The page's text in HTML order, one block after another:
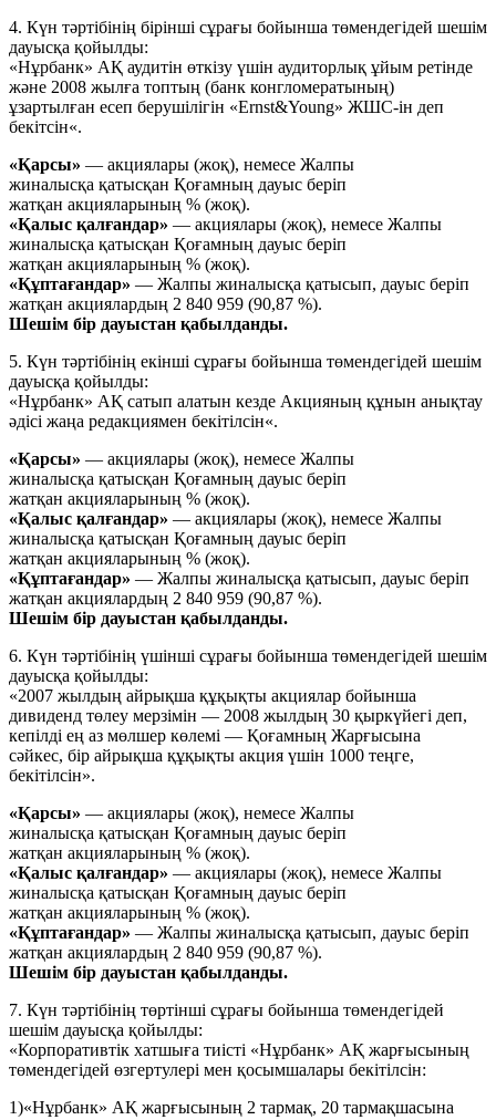
4. Күн тәртібінің бірінші сұрағы бойынша төмендегідей шешім
дауысқа қойылды:
«Нұрбанк» АҚ аудитін өткізу үшін аудиторлық ұйым ретінде
және 2008 жылға топтың (банк конгломератының)
ұзартылған есеп берушілігін «Ernst&Young» ЖШС-ін деп
бекітсін«.
«Қарсы» — акциялары (жоқ), немесе Жалпы
жиналысқа қатысқан Қоғамның дауыс беріп
жатқан акцияларының % (жоқ).
«Қалыс қалғандар» — акциялары (жоқ), немесе Жалпы
жиналысқа қатысқан Қоғамның дауыс беріп
жатқан акцияларының % (жоқ).
«Құптағандар» — Жалпы жиналысқа қатысып, дауыс беріп
жатқан акциялардың 2 840 959 (90,87 %).
Шешім бір дауыстан қабылданды.
5. Күн тәртібінің екінші сұрағы бойынша төмендегідей шешім
дауысқа қойылды:
«Нұрбанк» АҚ сатып алатын кезде Акцияның құнын анықтау
әдісі жаңа редакциямен бекітілсін«.
«Қарсы» — акциялары (жоқ), немесе Жалпы
жиналысқа қатысқан Қоғамның дауыс беріп
жатқан акцияларының % (жоқ).
«Қалыс қалғандар» — акциялары (жоқ), немесе Жалпы
жиналысқа қатысқан Қоғамның дауыс беріп
жатқан акцияларының % (жоқ).
«Құптағандар» — Жалпы жиналысқа қатысып, дауыс беріп
жатқан акциялардың 2 840 959 (90,87 %).
Шешім бір дауыстан қабылданды.
6. Күн тәртібінің үшінші сұрағы бойынша төмендегідей шешім
дауысқа қойылды:
«2007 жылдың айрықша құқықты акциялар бойынша
дивиденд төлеу мерзімін — 2008 жылдың 30 қыркүйегі деп,
кепілді ең аз мөлшер көлемі — Қоғамның Жарғысына
сәйкес, бір айрықша құқықты акция үшін 1000 теңге,
бекітілсін».
«Қарсы» — акциялары (жоқ), немесе Жалпы
жиналысқа қатысқан Қоғамның дауыс беріп
жатқан акцияларының % (жоқ).
«Қалыс қалғандар» — акциялары (жоқ), немесе Жалпы
жиналысқа қатысқан Қоғамның дауыс беріп
жатқан акцияларының % (жоқ).
«Құптағандар» — Жалпы жиналысқа қатысып, дауыс беріп
жатқан акциялардың 2 840 959 (90,87 %).
Шешім бір дауыстан қабылданды.
7. Күн тәртібінің төртінші сұрағы бойынша төмендегідей
шешім дауысқа қойылды:
«Корпоративтік хатшыға тиісті «Нұрбанк» АҚ жарғысының
төмендегідей өзгертулері мен қосымшалары бекітілсін:
1)«Нұрбанк» АҚ жарғысының 2 тармақ, 20 тармақшасына